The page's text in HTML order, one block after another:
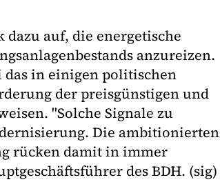
auf, die energetische
anzureizen.
in einigen politischen
der preisgünstigen und
"Solche Signale zu
Die ambitionierten
rücken damit in immer
des BDH. (sig)